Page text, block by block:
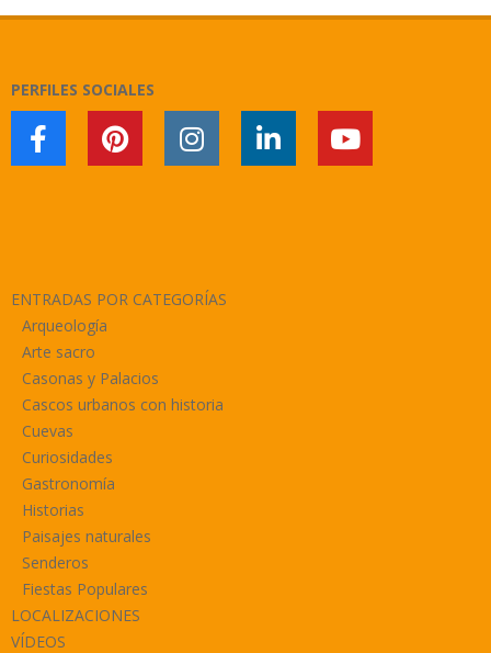
PERFILES SOCIALES
ENTRADAS POR CATEGORÍAS
Arqueología
Arte sacro
Casonas y Palacios
Cascos urbanos con historia
Cuevas
Curiosidades
Gastronomía
Historias
Paisajes naturales
Senderos
Fiestas Populares
LOCALIZACIONES
VÍDEOS